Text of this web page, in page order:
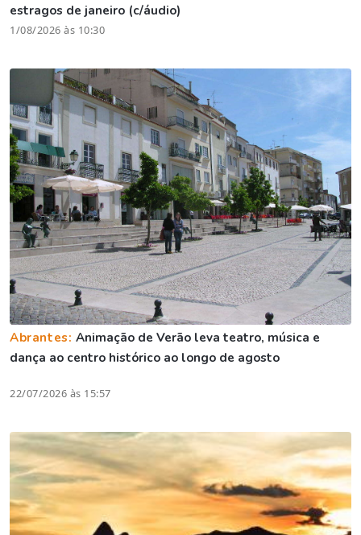
estragos de janeiro (c/áudio)
1/08/2026 às 10:30
Abrantes:Animação de Verão leva teatro, música e
dança ao centro histórico ao longo de agosto
22/07/2026 às 15:57